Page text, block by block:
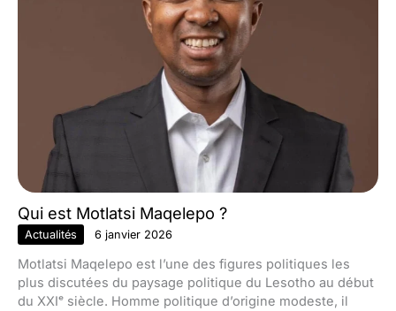
Qui est Motlatsi Maqelepo ?
Actualités 6 janvier 2026
Motlatsi Maqelepo est l’une des figures politiques les
plus discutées du paysage politique du Lesotho au début
du XXIᵉ siècle. Homme politique d’origine modeste, il